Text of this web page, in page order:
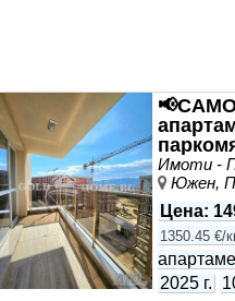
№9686
Имоти -
Южен,
Цена:
1350.45 €/
2025 г.